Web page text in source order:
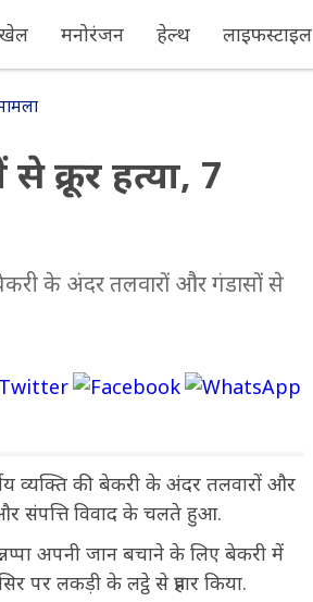
खेल मनोरंजन हेल्थ लाइफस्टाइल
क्रूर हत्या, 7
के अंदर तलवारों और गंडासों से
व्यक्ति की बेकरी के अंदर तलवारों और
संपत्ति विवाद के चलते हुआ.
अपनी जान बचाने के लिए बेकरी में
लकड़ी के लट्ठे से प्रहार किया.